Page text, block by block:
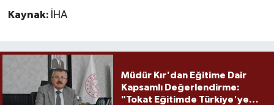
Kaynak: İHA
Müdür Kır'dan Eğitime Dair
Kapsamlı Değerlendirme:
"Tokat Eğitimde Türkiye'ye